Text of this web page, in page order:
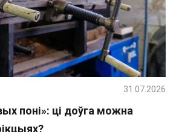
поні»: ці доўга можна
31.07.2026